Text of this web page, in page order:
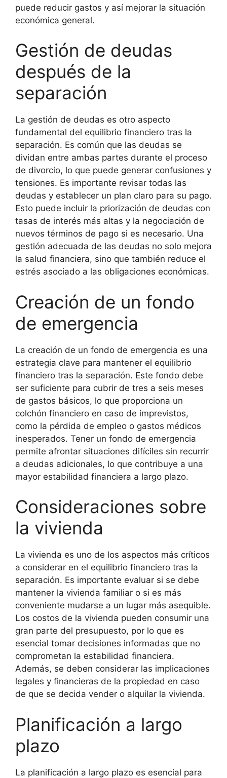
puede reducir gastos y así mejorar la situación
económica general.
Gestión de deudas
después de la
separación
La gestión de deudas es otro aspecto
fundamental del equilibrio financiero tras la
separación. Es común que las deudas se
dividan entre ambas partes durante el proceso
de divorcio, lo que puede generar confusiones y
tensiones. Es importante revisar todas las
deudas y establecer un plan claro para su pago.
Esto puede incluir la priorización de deudas con
tasas de interés más altas y la negociación de
nuevos términos de pago si es necesario. Una
gestión adecuada de las deudas no solo mejora
la salud financiera, sino que también reduce el
estrés asociado a las obligaciones económicas.
Creación de un fondo
de emergencia
La creación de un fondo de emergencia es una
estrategia clave para mantener el equilibrio
financiero tras la separación. Este fondo debe
ser suficiente para cubrir de tres a seis meses
de gastos básicos, lo que proporciona un
colchón financiero en caso de imprevistos,
como la pérdida de empleo o gastos médicos
inesperados. Tener un fondo de emergencia
permite afrontar situaciones difíciles sin recurrir
a deudas adicionales, lo que contribuye a una
mayor estabilidad financiera a largo plazo.
Consideraciones sobre
la vivienda
La vivienda es uno de los aspectos más críticos
a considerar en el equilibrio financiero tras la
separación. Es importante evaluar si se debe
mantener la vivienda familiar o si es más
conveniente mudarse a un lugar más asequible.
Los costos de la vivienda pueden consumir una
gran parte del presupuesto, por lo que es
esencial tomar decisiones informadas que no
comprometan la estabilidad financiera.
Además, se deben considerar las implicaciones
legales y financieras de la propiedad en caso
de que se decida vender o alquilar la vivienda.
Planificación a largo
plazo
La planificación a largo plazo es esencial para